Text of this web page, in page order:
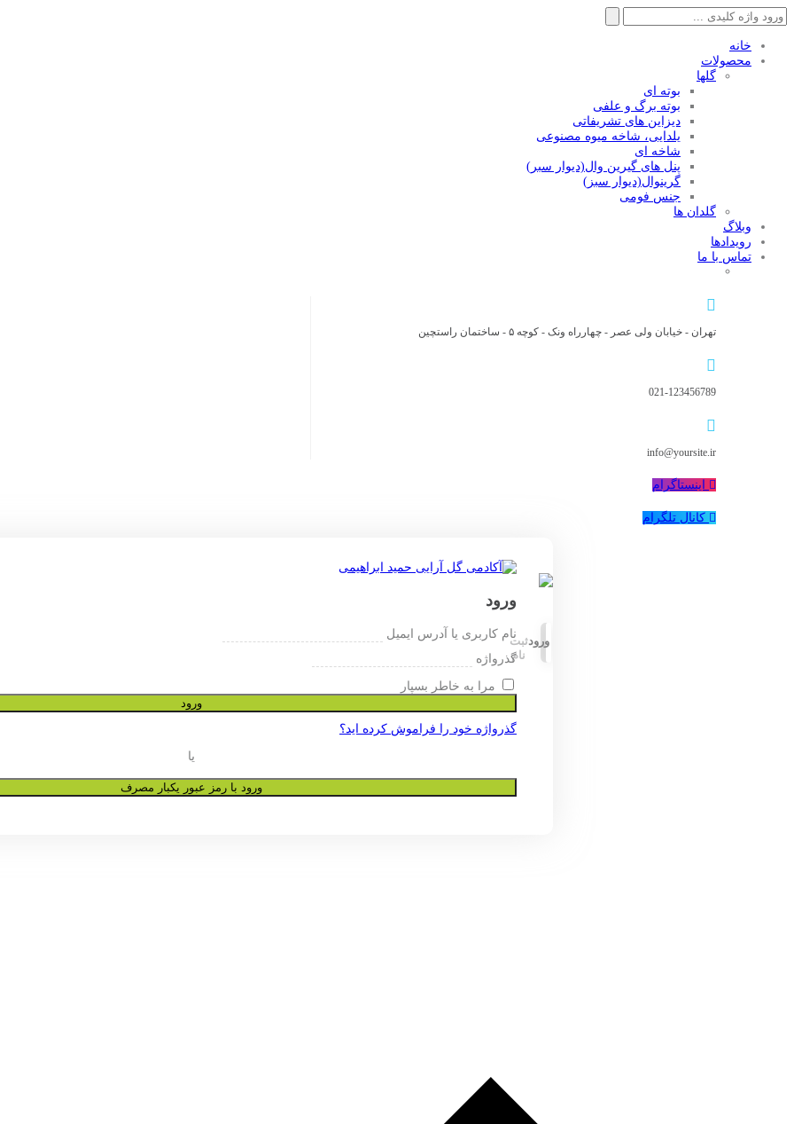
جستجو
برای:
خانه
محصولات
گلها
بوته ای
بوته برگ و علفی
دیزاین های تشریفاتی
یلدایی، شاخه میوه مصنوعی
شاخه ای
پنل های گیرین وال(دیوار سبر)
گرینوال(دیوار سبز)
جنس فومی
گلدان ها
وبلاگ
رویدادها
تماس با ما
تهران - خیابان ولی عصر - چهارراه ونک - کوچه ۵ - ساختمان راستچین
021-123456789
info@yoursite.ir
اینستاگرام
کانال تلگرام
ورودثبت
نام
ورود
نام کاربری یا آدرس ایمیل
گذرواژه
مرا به خاطر بسپار
ورود
گذرواژه خود را فراموش کرده اید؟
یا
ورود با رمز عبور یکبار مصرف